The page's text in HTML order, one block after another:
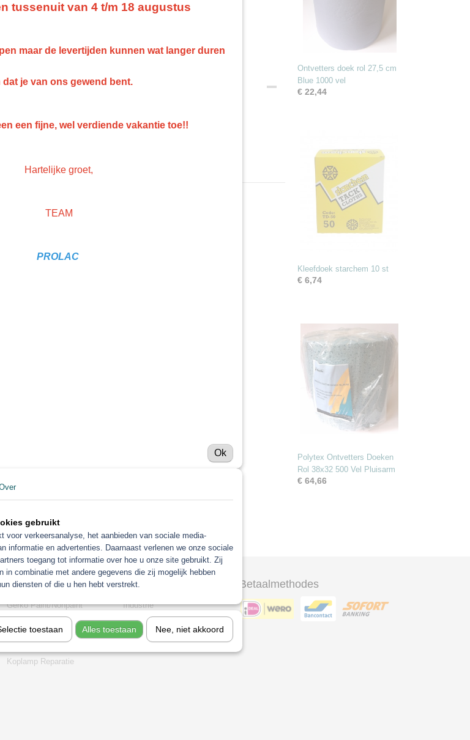
Ontvetters doek rol 27,5 cm
Blue 1000 vel
€ 22,44
Kleefdoek starchem 10 st
€ 6,74
Polytex Ontvetters Doeken
Rol 38x32 500 Vel Pluisarm
€ 64,66
Gerko Paint/Nonpaint
Motip
Troton
Koplamp Reparatie
Industrie
Sagola verfspuitpistool
stofzuigers
Betaalmethodes
tussenuit van 4 t/m 18 augustus
maar de levertijden kunnen wat langer duren
dat je van ons gewend bent.
een fijne, wel verdiende vakantie toe!!
Hartelijke groet,
TEAM
PROLAC
Ok
gebruikt
voor verkeersanalyse, het aanbieden van sociale media-
informatie en advertenties. Daarnaast verlenen we onze sociale
toegang tot informatie over hoe u onze site gebruikt. Zij
in combinatie met andere gegevens die zij mogelijk hebben
diensten of die u hen hebt verstrekt.
toestaan Alles toestaan Nee, niet akkoord